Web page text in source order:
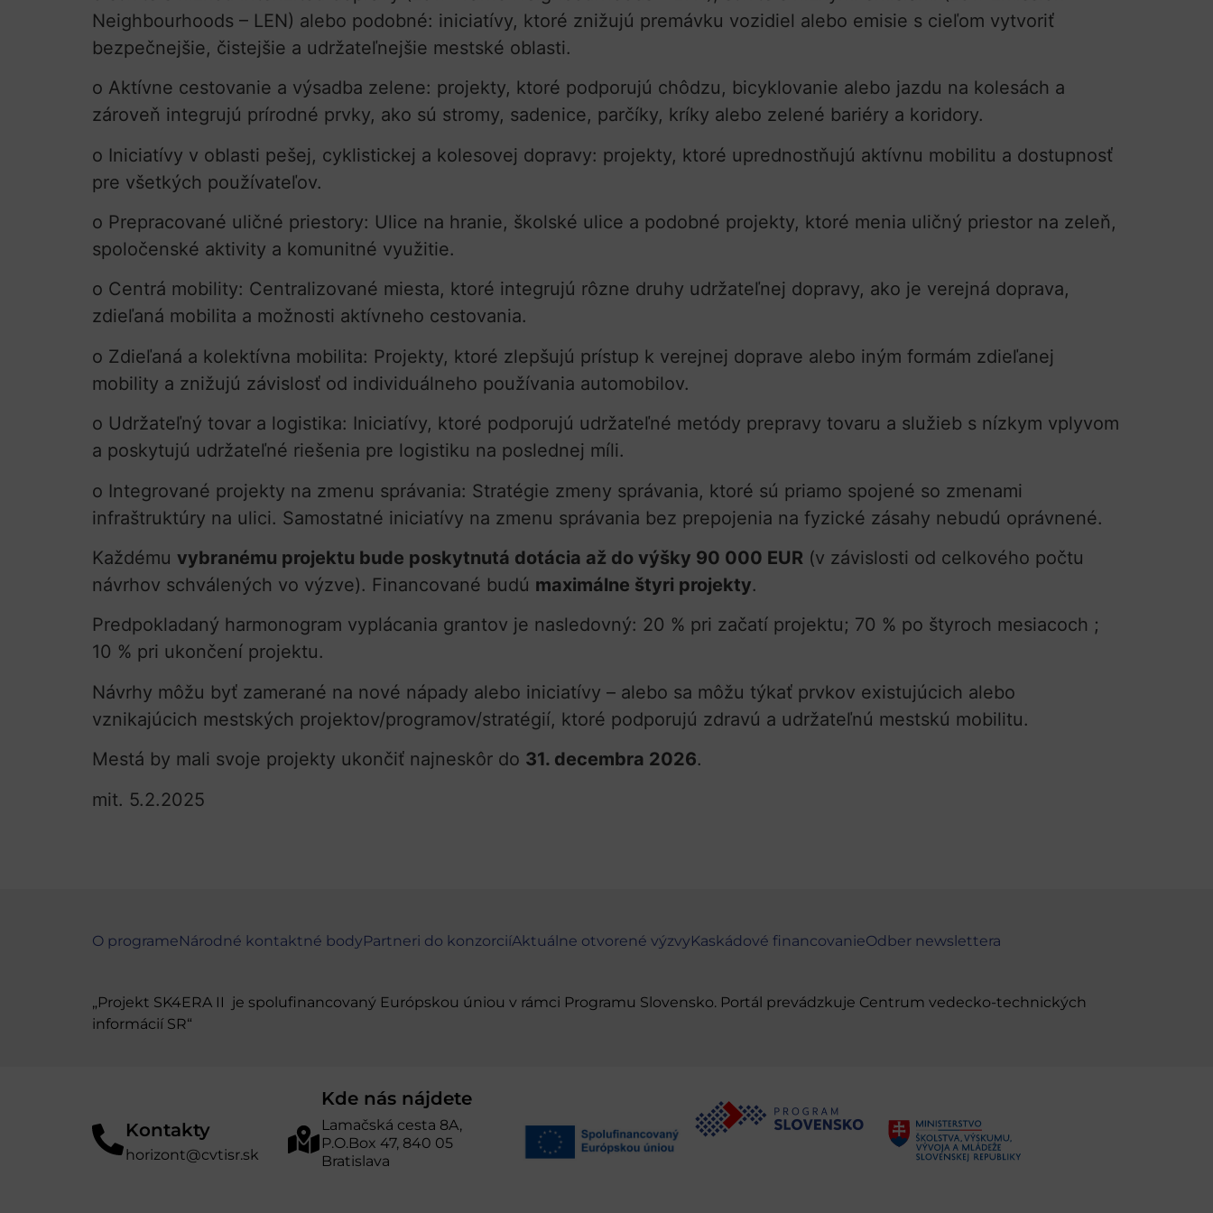
Neighbourhoods – LEN) alebo podobné: iniciatívy, ktoré znižujú premávku vozidiel alebo emisie s cieľom vytvoriť
bezpečnejšie, čistejšie a udržateľnejšie mestské oblasti.
o Aktívne cestovanie a výsadba zelene: projekty, ktoré podporujú chôdzu, bicyklovanie alebo jazdu na kolesách a
zároveň integrujú prírodné prvky, ako sú stromy, sadenice, parčíky, kríky alebo zelené bariéry a koridory.
o Iniciatívy v oblasti pešej, cyklistickej a kolesovej dopravy: projekty, ktoré uprednostňujú aktívnu mobilitu a dostupnosť
pre všetkých používateľov.
o Prepracované uličné priestory: Ulice na hranie, školské ulice a podobné projekty, ktoré menia uličný priestor na zeleň,
spoločenské aktivity a komunitné využitie.
o Centrá mobility: Centralizované miesta, ktoré integrujú rôzne druhy udržateľnej dopravy, ako je verejná doprava,
zdieľaná mobilita a možnosti aktívneho cestovania.
o Zdieľaná a kolektívna mobilita: Projekty, ktoré zlepšujú prístup k verejnej doprave alebo iným formám zdieľanej
mobility a znižujú závislosť od individuálneho používania automobilov.
o Udržateľný tovar a logistika: Iniciatívy, ktoré podporujú udržateľné metódy prepravy tovaru a služieb s nízkym vplyvom
a poskytujú udržateľné riešenia pre logistiku na poslednej míli.
o Integrované projekty na zmenu správania: Stratégie zmeny správania, ktoré sú priamo spojené so zmenami
infraštruktúry na ulici. Samostatné iniciatívy na zmenu správania bez prepojenia na fyzické zásahy nebudú oprávnené.
Každému vybranému projektu bude poskytnutá dotácia až do výšky 90 000 EUR (v závislosti od celkového počtu
návrhov schválených vo výzve). Financované budú maximálne štyri projekty.
Predpokladaný harmonogram vyplácania grantov je nasledovný: 20 % pri začatí projektu; 70 % po štyroch mesiacoch ;
10 % pri ukončení projektu.
Návrhy môžu byť zamerané na nové nápady alebo iniciatívy – alebo sa môžu týkať prvkov existujúcich alebo
vznikajúcich mestských projektov/programov/stratégií, ktoré podporujú zdravú a udržateľnú mestskú mobilitu.
Mestá by mali svoje projekty ukončiť najneskôr do 31. decembra 2026.
mit. 5.2.2025
O programeNárodné kontaktné bodyPartneri do konzorciíAktuálne otvorené výzvyKaskádové financovanieOdber newslettera
„Projekt SK4ERA II je spolufinancovaný Európskou úniou v rámci Programu Slovensko. Portál prevádzkuje Centrum vedecko-technických
informácií SR“
Kontakty
horizont@cvtisr.sk
Kde nás nájdete
Lamačská cesta 8A,
P.O.Box 47, 840 05
Bratislava